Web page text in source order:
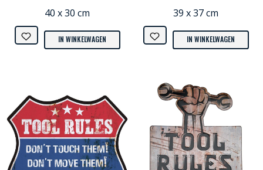
40 x 30 cm
IN WINKELWAGEN
39 x 37 cm
IN WINKELWAGEN